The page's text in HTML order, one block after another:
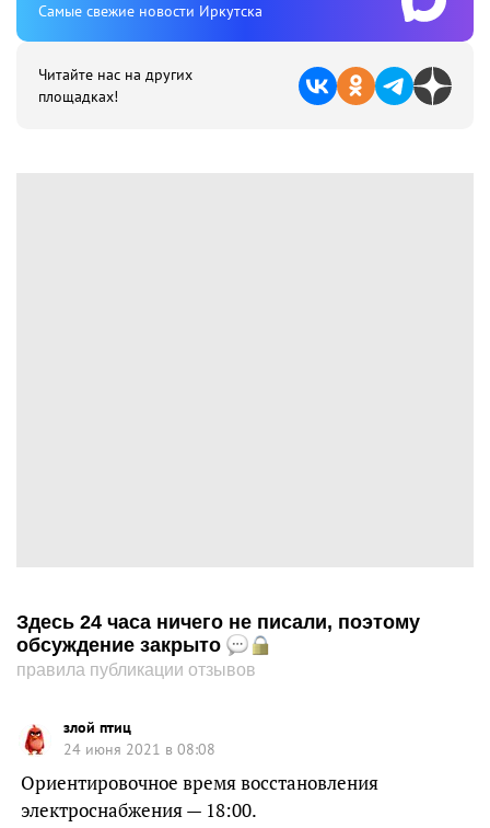
Cамые свежие новости Иркутска
Читайте нас на других
площадках!
Здесь 24 часа ничего не писали, поэтому
обсуждение закрыто
правила публикации отзывов
злой птиц
24 июня 2021 в 08:08
Ориентировочное время восстановления
электроснабжения — 18:00.